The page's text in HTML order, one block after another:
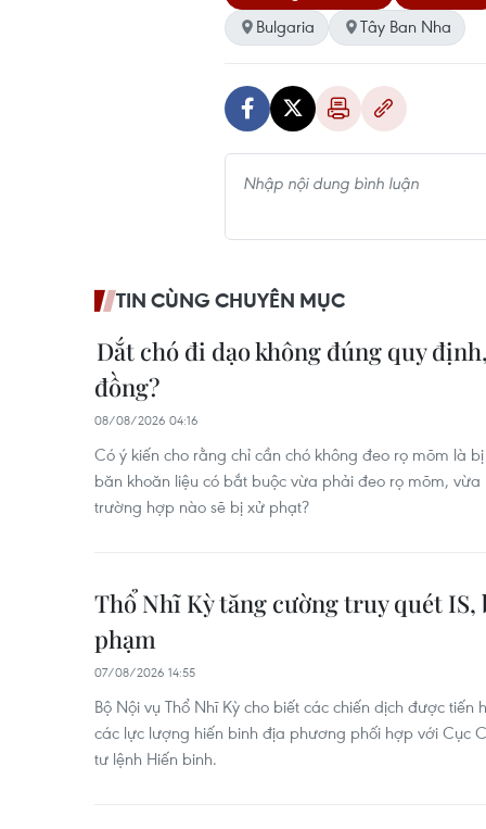
Bulgaria
Tây Ban Nha
TIN CÙNG CHUYÊN MỤC
Dắt chó đi dạo không đúng quy
đồng?
08/08/2026 04:16
Có ý kiến cho rằng chỉ cần chó không đeo rọ mõm là
băn khoăn liệu có bắt buộc vừa phải đeo rọ mõm,
trường hợp nào sẽ bị xử phạt?
Thổ Nhĩ Kỳ tăng cường truy quét
phạm
07/08/2026 14:55
Bộ Nội vụ Thổ Nhĩ Kỳ cho biết các chiến dịch được
các lực lượng hiến binh địa phương phối hợp với Cục
tư lệnh Hiến binh.